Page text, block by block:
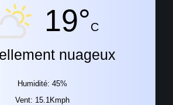
19°C
nuageux
Humidité: 45%
Vent: 15.1Kmph